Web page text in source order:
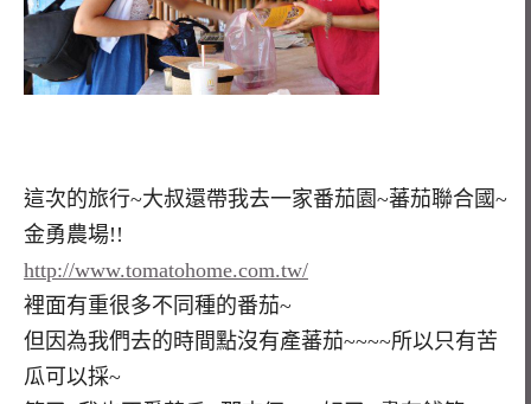
這次的旅行~大叔還帶我去一家番茄園~蕃茄聯合國~
金勇農場!!
http://www.tomatohome.com.tw/
裡面有重很多不同種的番茄~
但因為我們去的時間點沒有產蕃茄~~~~所以只有苦
瓜可以採~